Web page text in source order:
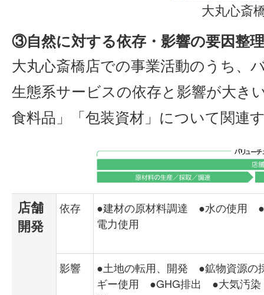
大丸心斎
③自然に対する依存・影響の要因整
大丸心斎橋店での事業活動のうち、
生態系サービスの依存と影響が大き
食料品」「包装資材」について関連
店舗
開発
依存
●建材の原材料調達 ●水の使用
電力使用
影響
●土地の転用、開発 ●鉱物資源
ギー使用 ●GHG排出 ●大気汚